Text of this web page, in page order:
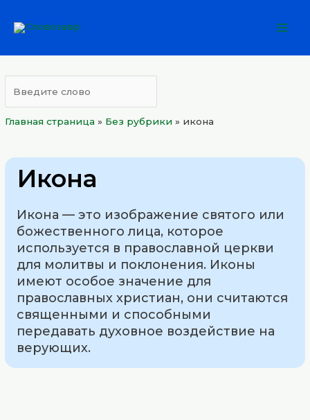
Главная страница » Без рубрики » икона
Икона
Икона — это изображение святого или
божественного лица, которое
используется в православной церкви
для молитвы и поклонения. Иконы
имеют особое значение для
православных христиан, они считаются
священными и способными
передавать духовное воздействие на
верующих.